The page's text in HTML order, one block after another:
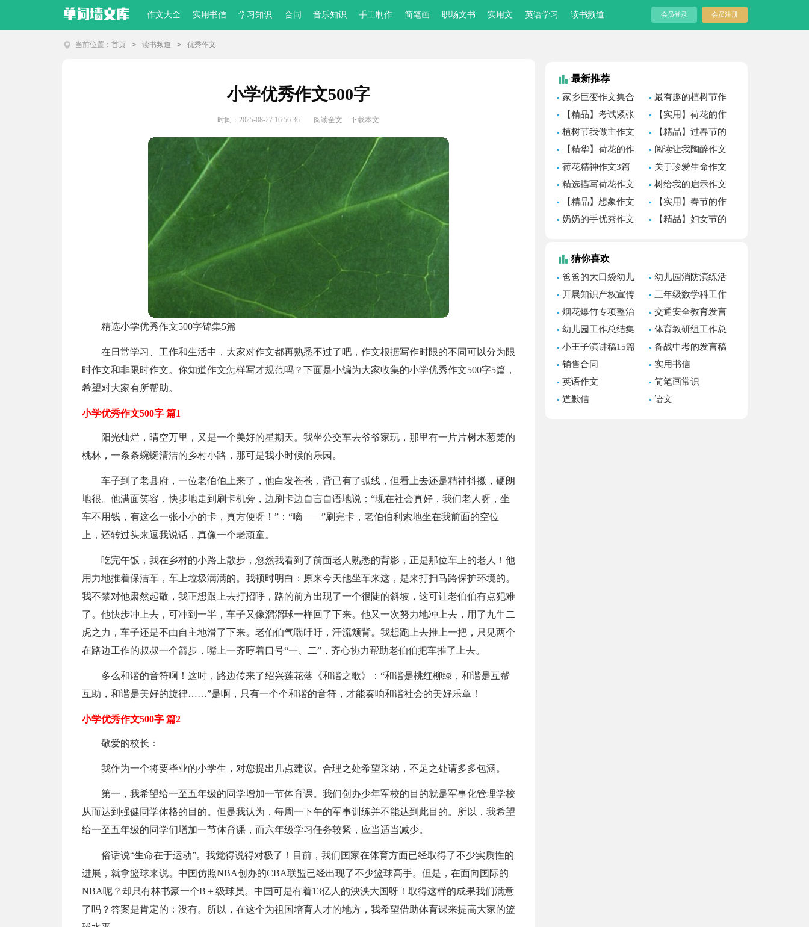
作文大全 实用书信 学习知识 合同 音乐知识 手工制作 简笔画 职场文书 实用文 英语学习 读书频道 会员登录 会员注册
当前位置： 首页 > 读书频道 > 优秀作文
小学优秀作文500字
时间：2025-08-27 16:56:36 阅读全文 下载本文
精选小学优秀作文500字锦集5篇
在日常学习、工作和生活中，大家对作文都再熟悉不过了吧，作文根据写作时限的不同可以分为限
时作文和非限时作文。你知道作文怎样写才规范吗？下面是小编为大家收集的小学优秀作文500字5篇，
希望对大家有所帮助。
小学优秀作文500字 篇1
阳光灿烂，晴空万里，又是一个美好的星期天。我坐公交车去爷爷家玩，那里有一片片树木葱笼的
桃林，一条条蜿蜒清洁的乡村小路，那可是我小时候的乐园。
车子到了老县府，一位老伯伯上来了，他白发苍苍，背已有了弧线，但看上去还是精神抖擞，硬朗
地很。他满面笑容，快步地走到刷卡机旁，边刷卡边自言自语地说：“现在社会真好，我们老人呀，坐
车不用钱，有这么一张小小的卡，真方便呀！”：“嘀——”刷完卡，老伯伯利索地坐在我前面的空位
上，还转过头来逗我说话，真像一个老顽童。
吃完午饭，我在乡村的小路上散步，忽然我看到了前面老人熟悉的背影，正是那位车上的老人！他
用力地推着保洁车，车上垃圾满满的。我顿时明白：原来今天他坐车来这，是来打扫马路保护环境的。
我不禁对他肃然起敬，我正想跟上去打招呼，路的前方出现了一个很陡的斜坡，这可让老伯伯有点犯难
了。他快步冲上去，可冲到一半，车子又像溜溜球一样回了下来。他又一次努力地冲上去，用了九牛二
虎之力，车子还是不由自主地滑了下来。老伯伯气喘吁吁，汗流颊背。我想跑上去推上一把，只见两个
在路边工作的叔叔一个箭步，嘴上一齐哼着口号“一、二”，齐心协力帮助老伯伯把车推了上去。
多么和谐的音符啊！这时，路边传来了绍兴莲花落《和谐之歌》：“和谐是桃红柳绿，和谐是互帮
互助，和谐是美好的旋律……”是啊，只有一个个和谐的音符，才能奏响和谐社会的美好乐章！
小学优秀作文500字 篇2
敬爱的校长：
我作为一个将要毕业的小学生，对您提出几点建议。合理之处希望采纳，不足之处请多多包涵。
第一，我希望给一至五年级的同学增加一节体育课。我们创办少年军校的目的就是军事化管理学校
从而达到强健同学体格的目的。但是我认为，每周一下午的军事训练并不能达到此目的。所以，我希望
给一至五年级的同学们增加一节体育课，而六年级学习任务较紧，应当适当减少。
俗话说“生命在于运动”。我觉得说得对极了！目前，我们国家在体育方面已经取得了不少实质性的
进展，就拿篮球来说。中国仿照NBA创办的CBA联盟已经出现了不少篮球高手。但是，在面向国际的
NBA呢？却只有林书豪一个B＋级球员。中国可是有着13亿人的泱泱大国呀！取得这样的成果我们满意
了吗？答案是肯定的：没有。所以，在这个为祖国培育人才的地方，我希望借助体育课来提高大家的篮
最新推荐
家乡巨变作文集合
15篇
最有趣的植树节作
文
【精品】考试紧张
作文三篇
【实用】荷花的作
文四篇
植树节我做主作文
【精品】过春节的
作文500字汇编八篇
【精华】荷花的作
文五篇
阅读让我陶醉作文
荷花精神作文3篇
关于珍爱生命作文
合集十篇
精选描写荷花作文
合集九篇
树给我的启示作文
（通用32篇）
【精品】想象作文
400字四篇
【实用】春节的作
文1100字集锦8篇
奶奶的手优秀作文
【精品】妇女节的
猜你喜欢
爸爸的大口袋幼儿
园语言教案
幼儿园消防演练活
动总结(汇编15篇)
开展知识产权宣传
周活动总结
三年级数学科工作
总结
烟花爆竹专项整治
工作总结
交通安全教育发言
稿通用15篇
幼儿园工作总结集
锦15篇
体育教研组工作总
结
小王子演讲稿15篇
备战中考的发言稿
15篇
销售合同
实用书信
英语作文
简笔画常识
道歉信
语文